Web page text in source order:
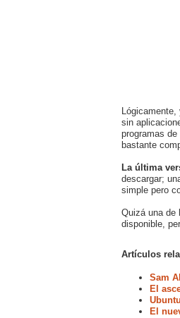
Lógicamente,
sin
programas
bastante
La última
descargar;
simple pero
Quizá una de
disponible,
Artículos
Sam
El
El